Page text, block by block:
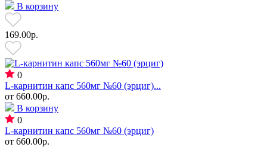
В корзину
169.00р.
0
L-карнитин капс 560мг №60 (эрциг)...
от 660.00р.
В корзину
0
L-карнитин капс 560мг №60 (эрциг)
от 660.00р.